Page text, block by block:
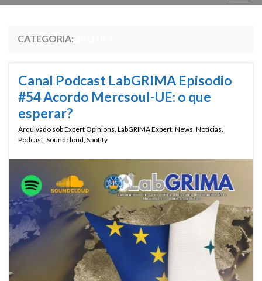
CATEGORIA:
Canal Podcast LabGRIMA Episodio
#54 Acordo Mercsoul-UE: o que
esperar?
Arquivado sobExpert Opinions, LabGRIMA Expert, News, Notícias,
Podcast, Soundcloud, Spotify